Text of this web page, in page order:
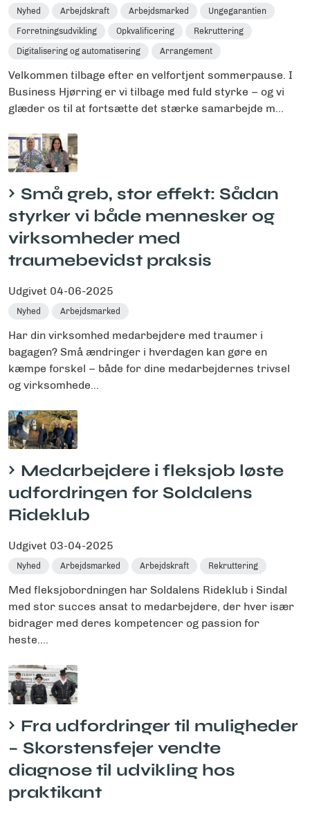
Nyhed Arbejdskraft Arbejdsmarked Ungegarantien
Forretningsudvikling Opkvalificering Rekruttering
Digitalisering og automatisering Arrangement
Velkommen tilbage efter en velfortjent sommerpause. I
Business Hjørring er vi tilbage med fuld styrke – og vi
glæder os til at fortsætte det stærke samarbejde m...
Små greb, stor effekt: Sådan
styrker vi både mennesker og
virksomheder med
traumebevidst praksis
Udgivet 04-06-2025
Nyhed Arbejdsmarked
Har din virksomhed medarbejdere med traumer i
bagagen? Små ændringer i hverdagen kan gøre en
kæmpe forskel – både for dine medarbejdernes trivsel
og virksomhede...
Medarbejdere i fleksjob løste
udfordringen for Soldalens
Rideklub
Udgivet 03-04-2025
Nyhed Arbejdsmarked Arbejdskraft Rekruttering
Med fleksjobordningen har Soldalens Rideklub i Sindal
med stor succes ansat to medarbejdere, der hver især
bidrager med deres kompetencer og passion for
heste....
Fra udfordringer til muligheder
– Skorstensfejer vendte
diagnose til udvikling hos
praktikant